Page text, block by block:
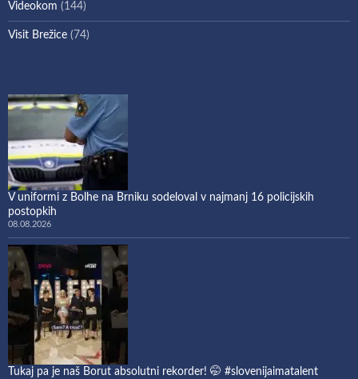
Videokom (144)
Visit Brežice (74)
V uniformi z Bolhe na Brniku sodeloval v najmanj 16 policijskih
postopkih
08.08.2026
Tukaj pa je naš Borut absolutni rekorder! 🤭 #slovenijaimatalent